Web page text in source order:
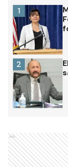
1
2
Ads